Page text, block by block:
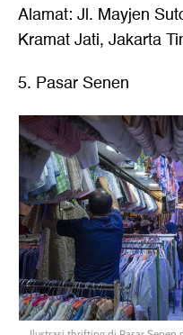
Alamat: Jl. Mayjen
Kramat Jati, Jakarta
5. Pasar Senen